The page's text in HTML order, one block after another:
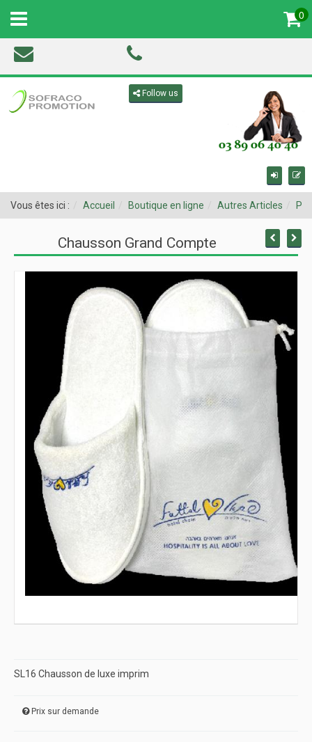
Follow us
0
MENU
Vous êtes ici : Accueil Boutique en ligne Autres Articles
Chausson Grand Compte
SL16 Chausson de luxe imprim
Prix sur demande